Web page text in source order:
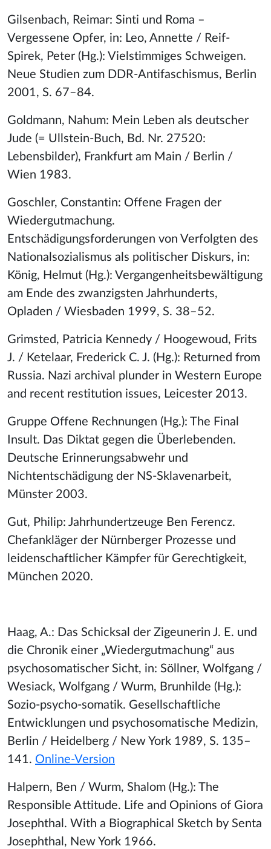
Gilsenbach, Reimar: Sinti und Roma –
Vergessene Opfer, in: Leo, Annette / Reif-
Spirek, Peter (Hg.): Vielstimmiges Schweigen.
Neue Studien zum DDR-Antifaschismus, Berlin
2001, S. 67–84.
Goldmann, Nahum: Mein Leben als deutscher
Jude (= Ullstein-Buch, Bd. Nr. 27520:
Lebensbilder), Frankfurt am Main / Berlin /
Wien 1983.
Goschler, Constantin: Offene Fragen der
Wiedergutmachung.
Entschädigungsforderungen von Verfolgten des
Nationalsozialismus als politischer Diskurs, in:
König, Helmut (Hg.): Vergangenheitsbewältigung
am Ende des zwanzigsten Jahrhunderts,
Opladen / Wiesbaden 1999, S. 38–52.
Grimsted, Patricia Kennedy / Hoogewoud, Frits
J. / Ketelaar, Frederick C. J. (Hg.): Returned from
Russia. Nazi archival plunder in Western Europe
and recent restitution issues, Leicester 2013.
Gruppe Offene Rechnungen (Hg.): The Final
Insult. Das Diktat gegen die Überlebenden.
Deutsche Erinnerungsabwehr und
Nichtentschädigung der NS-Sklavenarbeit,
Münster 2003.
Gut, Philip: Jahrhundertzeuge Ben Ferencz.
Chefankläger der Nürnberger Prozesse und
leidenschaftlicher Kämpfer für Gerechtigkeit,
München 2020.
Haag, A.: Das Schicksal der Zigeunerin J. E. und
die Chronik einer „Wiedergutmachung“ aus
psychosomatischer Sicht, in: Söllner, Wolfgang /
Wesiack, Wolfgang / Wurm, Brunhilde (Hg.):
Sozio-psycho-somatik. Gesellschaftliche
Entwicklungen und psychosomatische Medizin,
Berlin / Heidelberg / New York 1989, S. 135–
141. Online-Version
Halpern, Ben / Wurm, Shalom (Hg.): The
Responsible Attitude. Life and Opinions of Giora
Josephthal. With a Biographical Sketch by Senta
Josephthal, New York 1966.